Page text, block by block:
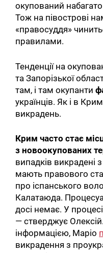
окупований
Тож на півострові
«правосуддя»
правилами.
Тенденції на
та Запорізької
там, і там окупанти
українців. Як і в
викрадень.
Крим часто стає
з новоокупованих
випадків
мають правового
про іспанського
Калатаюда.
досі немає. У
— стверджує
інформацією, Маріо
викрадення з